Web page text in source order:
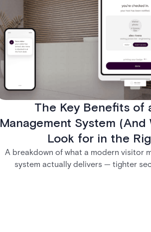
The Key Benefits of
Management System (And
Look for in the
A breakdown of what a modern visitor
system actually delivers — tighter